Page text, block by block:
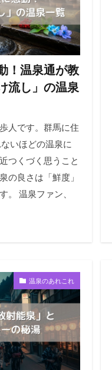
！温泉通が教
流し」の温泉
人です。群馬に住
いほどの温泉に
つくづく思うこと
の良さは「鮮度」
。 温泉ファン、
温泉のあれこれ